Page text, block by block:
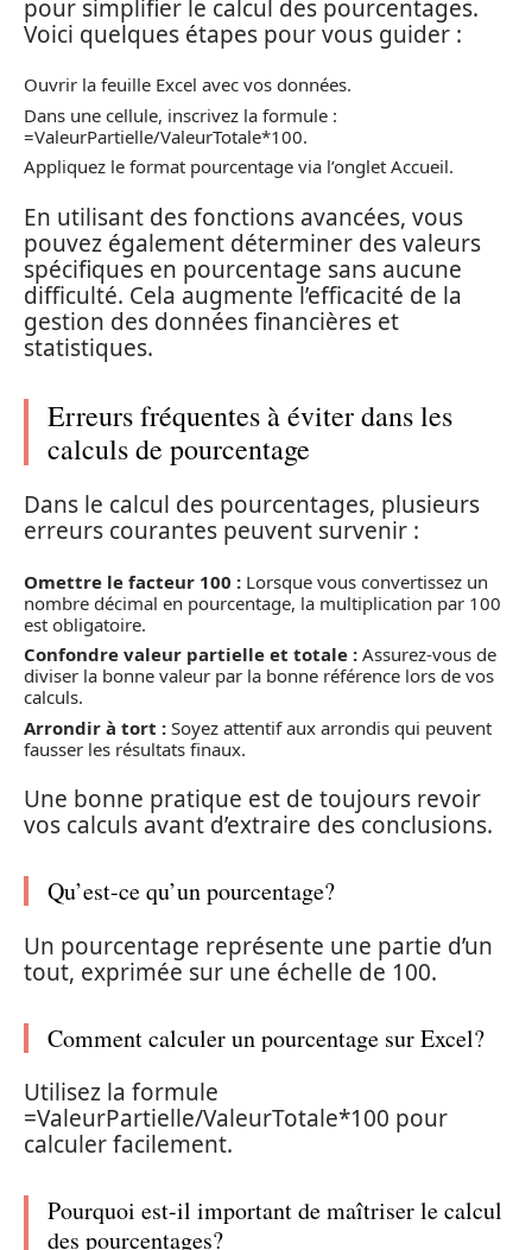
pour simplifier le calcul des pourcentages.
Voici quelques étapes pour vous guider :
Ouvrir la feuille Excel avec vos données.
Dans une cellule, inscrivez la formule :
=ValeurPartielle/ValeurTotale*100.
Appliquez le format pourcentage via l’onglet Accueil.
En utilisant des fonctions avancées, vous
pouvez également déterminer des valeurs
spécifiques en pourcentage sans aucune
difficulté. Cela augmente l’efficacité de la
gestion des données financières et
statistiques.
Erreurs fréquentes à éviter dans les
calculs de pourcentage
Dans le calcul des pourcentages, plusieurs
erreurs courantes peuvent survenir :
Omettre le facteur 100 : Lorsque vous convertissez un
nombre décimal en pourcentage, la multiplication par 100
est obligatoire.
Confondre valeur partielle et totale : Assurez-vous de
diviser la bonne valeur par la bonne référence lors de vos
calculs.
Arrondir à tort : Soyez attentif aux arrondis qui peuvent
fausser les résultats finaux.
Une bonne pratique est de toujours revoir
vos calculs avant d’extraire des conclusions.
Qu’est-ce qu’un pourcentage?
Un pourcentage représente une partie d’un
tout, exprimée sur une échelle de 100.
Comment calculer un pourcentage sur Excel?
Utilisez la formule
=ValeurPartielle/ValeurTotale*100 pour
calculer facilement.
Pourquoi est-il important de maîtriser le calcul
des pourcentages?